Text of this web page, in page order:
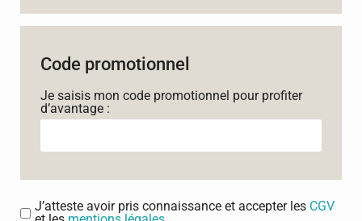
Code promotionnel
Je saisis mon code promotionnel pour profiter
d’avantage :
J’atteste avoir pris connaissance et accepter les CGV